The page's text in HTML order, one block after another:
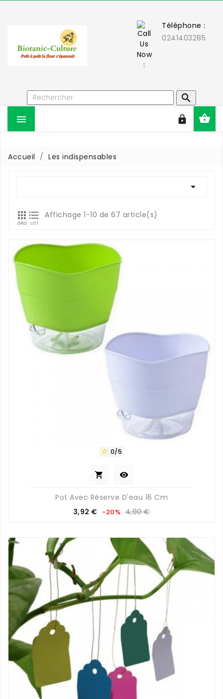
Téléphone :
0241403285



Accueil Les indispensables


GRID

LIST
Affichage 1-10 de 67 article(s)
 0/5
 
Pot Avec Réserve D'eau 16 Cm
Prix
3,92 € Prix
-20% 4,90 €